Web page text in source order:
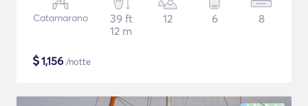
Catamarano
39 ft
12 m
12 6 8
$1,156 /notte